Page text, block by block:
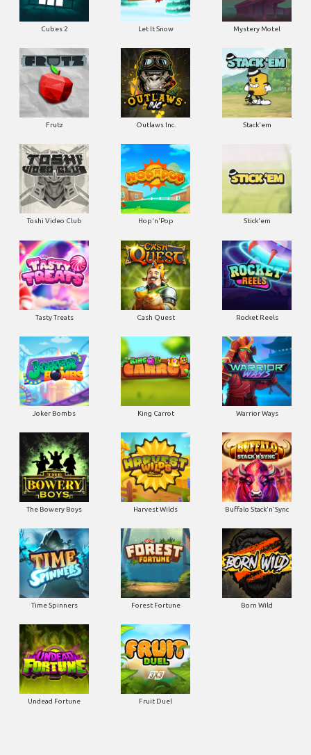
Cubes 2 Let It Snow Mystery Motel
Frutz Outlaws Inc. Stack'em
Toshi Video Club Hop'n'Pop Stick'em
Tasty Treats Cash Quest Rocket Reels
Joker Bombs King Carrot Warrior Ways
The Bowery Boys Harvest Wilds Buffalo Stack'n'Sync
Time Spinners Forest Fortune Born Wild
Undead Fortune Fruit Duel